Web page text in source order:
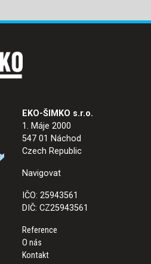
EKO-ŠIMKO s.r.o.
1. Máje 2000
547 01 Náchod
Czech Republic
Navigovat
IČO: 25943561
DIČ: CZ25943561
Reference
O nás
Kontakt